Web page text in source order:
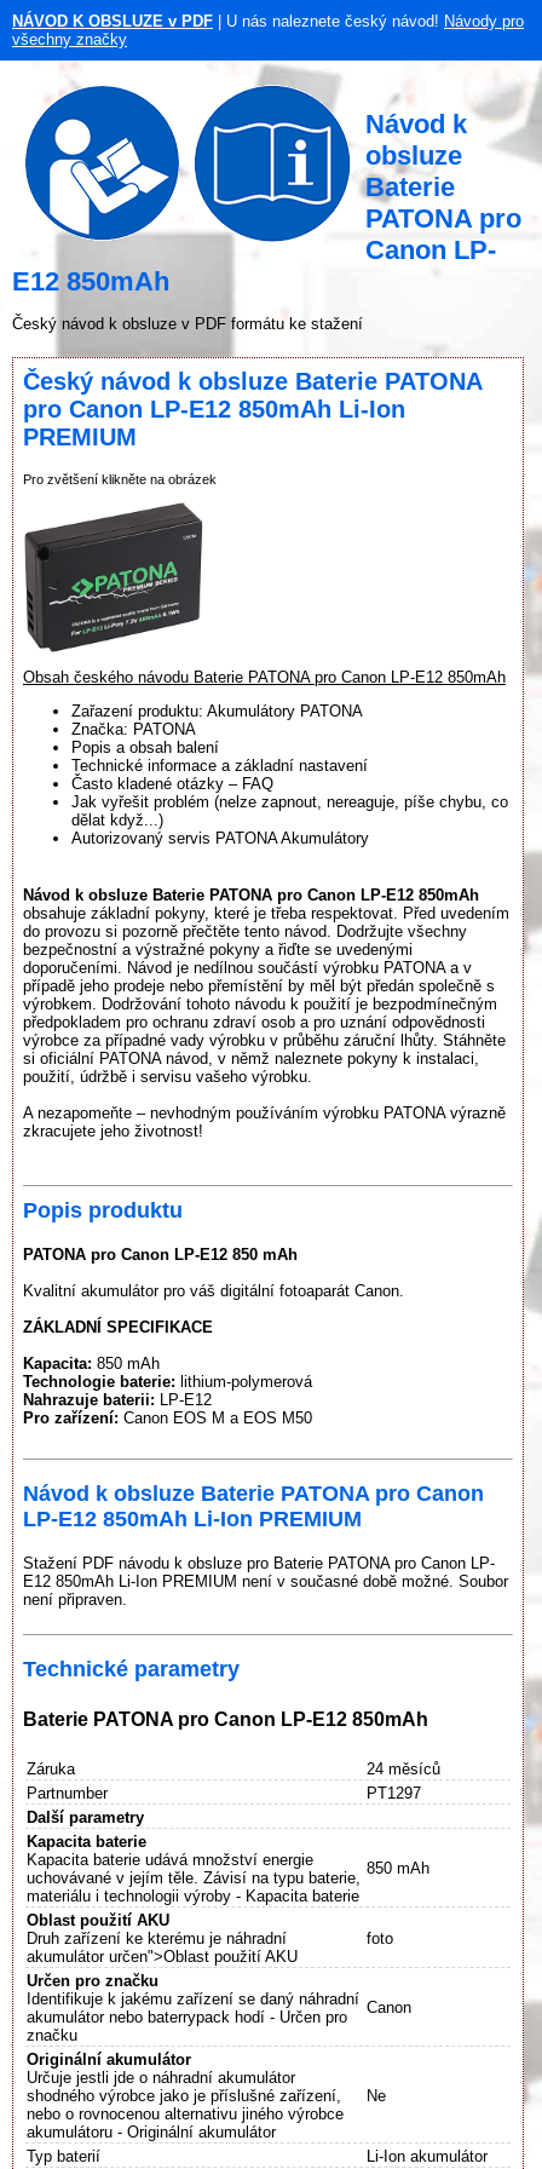
NÁVOD K OBSLUZE v PDF | U nás naleznete český návod! Návody pro
všechny značky
Návod k
obsluze
Baterie
PATONA pro
Canon LP-
E12 850mAh
Český návod k obsluze v PDF formátu ke stažení
Český návod k obsluze Baterie PATONA
pro Canon LP-E12 850mAh Li-Ion
PREMIUM
Pro zvětšení klikněte na obrázek
Obsah českého návodu Baterie PATONA pro Canon LP-E12 850mAh
Zařazení produktu: Akumulátory PATONA
Značka: PATONA
Popis a obsah balení
Technické informace a základní nastavení
Často kladené otázky – FAQ
Jak vyřešit problém (nelze zapnout, nereaguje, píše chybu, co
dělat když...)
Autorizovaný servis PATONA Akumulátory
Návod k obsluze Baterie PATONA pro Canon LP-E12 850mAh
obsahuje základní pokyny, které je třeba respektovat. Před uvedením
do provozu si pozorně přečtěte tento návod. Dodržujte všechny
bezpečnostní a výstražné pokyny a řiďte se uvedenými
doporučeními. Návod je nedílnou součástí výrobku PATONA a v
případě jeho prodeje nebo přemístění by měl být předán společně s
výrobkem. Dodržování tohoto návodu k použití je bezpodmínečným
předpokladem pro ochranu zdraví osob a pro uznání odpovědnosti
výrobce za případné vady výrobku v průběhu záruční lhůty. Stáhněte
si oficiální PATONA návod, v němž naleznete pokyny k instalaci,
použití, údržbě i servisu vašeho výrobku.
A nezapomeňte – nevhodným používáním výrobku PATONA výrazně
zkracujete jeho životnost!
Popis produktu
PATONA pro Canon LP-E12 850 mAh
Kvalitní akumulátor pro váš digitální fotoaparát Canon.
ZÁKLADNÍ SPECIFIKACE
Kapacita: 850 mAh
Technologie baterie: lithium-polymerová
Nahrazuje baterii: LP-E12
Pro zařízení: Canon EOS M a EOS M50
Návod k obsluze Baterie PATONA pro Canon
LP-E12 850mAh Li-Ion PREMIUM
Stažení PDF návodu k obsluze pro Baterie PATONA pro Canon LP-
E12 850mAh Li-Ion PREMIUM není v současné době možné. Soubor
není připraven.
Technické parametry
Baterie PATONA pro Canon LP-E12 850mAh
Záruka
24 měsíců
Partnumber
PT1297
Další parametry
Kapacita baterie
Kapacita baterie udává množství energie
uchovávané v jejím těle. Závisí na typu baterie,
materiálu i technologii výroby - Kapacita baterie
850 mAh
Oblast použití AKU
Druh zařízení ke kterému je náhradní
akumulátor určen">Oblast použití AKU
foto
Určen pro značku
Identifikuje k jakému zařízení se daný náhradní
akumulátor nebo baterrypack hodí - Určen pro
značku
Canon
Originální akumulátor
Určuje jestli jde o náhradní akumulátor
shodného výrobce jako je příslušné zařízení,
nebo o rovnocenou alternativu jiného výrobce
akumulátoru - Originální akumulátor
Ne
Typ baterií Li-Ion akumulátor